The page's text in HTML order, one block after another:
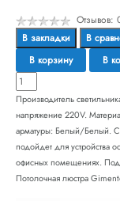
Отзывов:
В закладки
В
В корзину
В
Производитель
напряжение 220V.
арматуры: Белый/Белый.
подойдет для устройства
офисных помещениях.
Потолочная люстра